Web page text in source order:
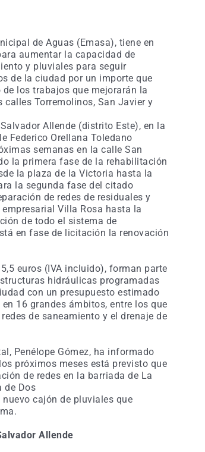
de Aguas (Emasa), tiene en
aumentar la capacidad de
y pluviales para seguir
de la ciudad por un importe que
los trabajos que mejorarán la
Torremolinos, San Javier y
Allende (distrito Este), en la
Federico Orellana Toledano
semanas en la calle San
la primera fase de la rehabilitación
la plaza de la Victoria hasta la
la segunda fase del citado
de redes de residuales y
Villa Rosa hasta la
de todo el sistema de
en fase de licitación la renovación
euros (IVA incluido), forman parte
hidráulicas programadas
con un presupuesto estimado
16 grandes ámbitos, entre los que
de saneamiento y el drenaje de
Penélope Gómez, ha informado
próximos meses está previsto que
de redes en la barriada de La
de Dos
cajón de pluviales que
Allende